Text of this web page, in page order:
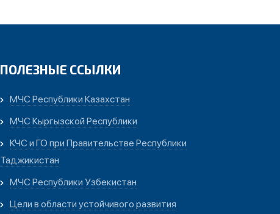
ПОЛЕЗНЫЕ ССЫЛКИ
МЧС Республики Казахстан
МЧС Кыргызской Республики
КЧС и ГО при Правительстве Республики
Таджикистан
МЧС Республики Узбекистан
Цели в области устойчивого развития